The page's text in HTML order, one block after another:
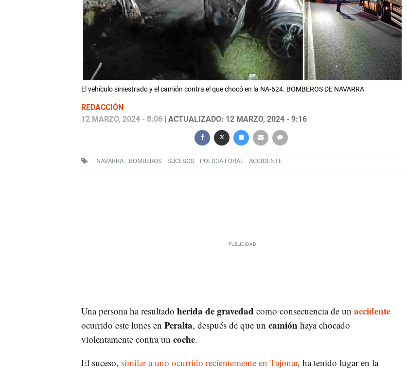
El vehículo siniestrado y el camión contra el que chocó en la NA-624. BOMBEROS DE NAVARRA
REDACCIÓN
12 MARZO, 2024 - 8:06| ACTUALIZADO: 12 MARZO, 2024 - 9:16
NAVARRA BOMBEROS SUCESOS POLICIA FORAL ACCIDENTE
Una persona ha resultado herida de gravedad como consecuencia de un accidente
ocurrido este lunes en Peralta, después de que un camión haya chocado
violentamente contra un coche.
El suceso, similar a uno ocurrido recientemente en Tajonar, ha tenido lugar en la